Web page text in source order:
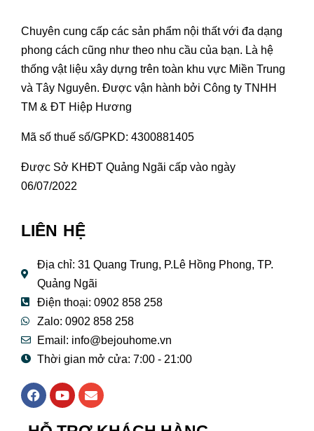
Chuyên cung cấp các sản phẩm nội thất với đa dạng
phong cách cũng như theo nhu cầu của bạn. Là hệ
thống vật liệu xây dựng trên toàn khu vực Miền Trung
và Tây Nguyên. Được vận hành bởi Công ty TNHH
TM & ĐT Hiệp Hương
Mã số thuế số/GPKD: 4300881405
Được Sở KHĐT Quảng Ngãi cấp vào ngày
06/07/2022
LIÊN HỆ
Địa chỉ: 31 Quang Trung, P.Lê Hồng Phong, TP.
Quảng Ngãi
Điện thoại: 0902 858 258
Zalo: 0902 858 258
Email: info@bejouhome.vn
Thời gian mở cửa: 7:00 - 21:00
F
a
e
Y
o
t
E
n
e